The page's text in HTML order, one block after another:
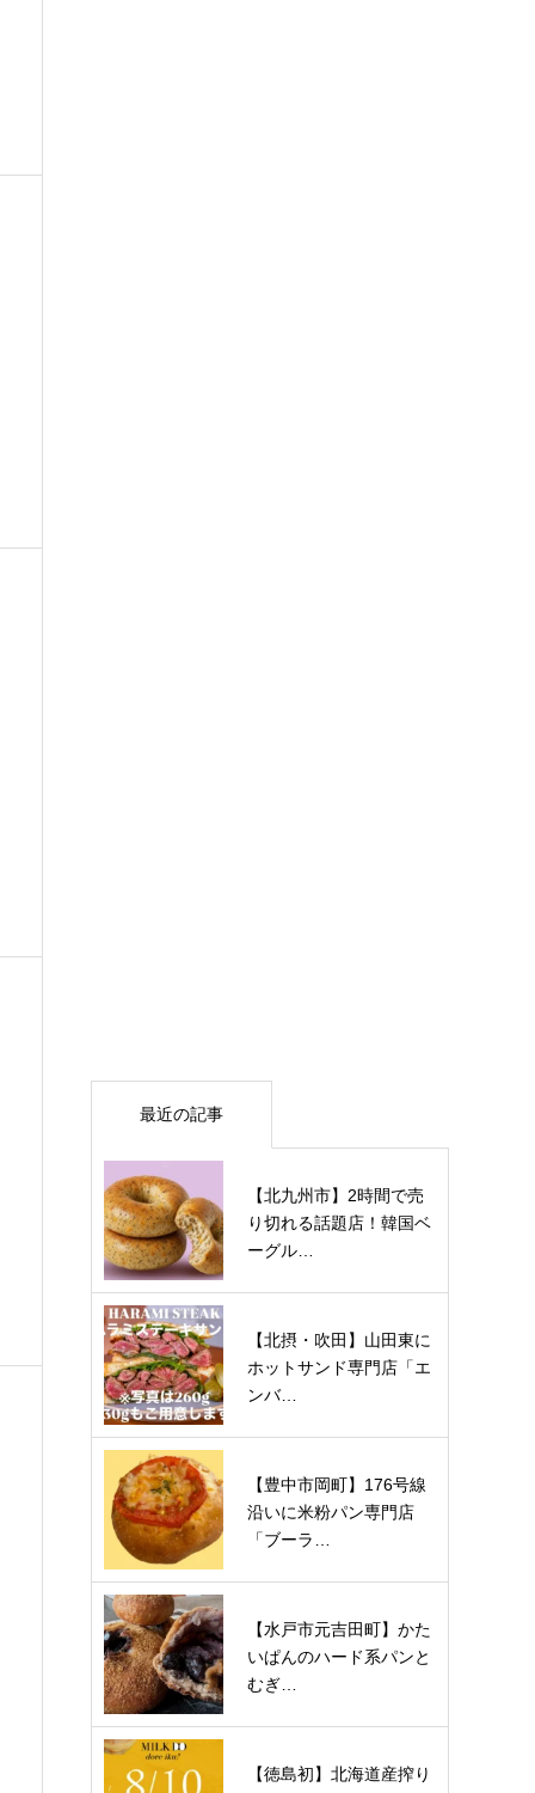
最近の記事
【北九州市】2時間で売
り切れる話題店！韓国ベ
ーグル…
【北摂・吹田】山田東に
ホットサンド専門店「エ
ンバ…
【豊中市岡町】176号線
沿いに米粉パン専門店
「ブーラ…
【水戸市元吉田町】かた
いぱんのハード系パンと
むぎ…
【徳島初】北海道産搾り